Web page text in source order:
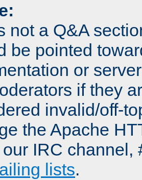
not a Q&A
be pointed
or
if they
invalid/off-
the Apache
IRC channel,
lists.